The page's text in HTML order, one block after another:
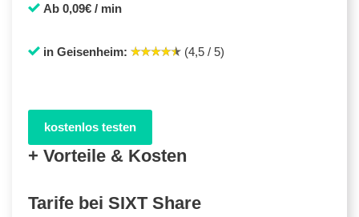
Ab 0,09€ / min
in Geisenheim: (4,5 / 5)
kostenlos testen
+ Vorteile & Kosten
Tarife bei SIXT Share